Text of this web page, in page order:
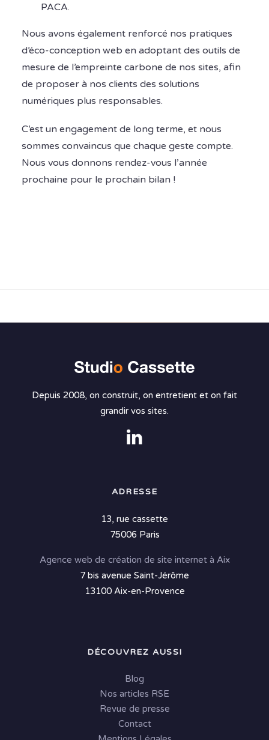
PACA.
Nous avons également renforcé nos pratiques
d’éco-conception web en adoptant des outils de
mesure de l’empreinte carbone de nos sites, afin
de proposer à nos clients des solutions
numériques plus responsables.
C’est un engagement de long terme, et nous
sommes convaincus que chaque geste compte.
Nous vous donnons rendez-vous l’année
prochaine pour le prochain bilan !
Depuis 2008, on construit, on entretient et on fait
grandir vos sites.
ADRESSE
13, rue cassette
75006 Paris
Agence web de création de site internet à Aix
7 bis avenue Saint-Jérôme
13100 Aix-en-Provence
DÉCOUVREZ AUSSI
Blog
Nos articles RSE
Revue de presse
Contact